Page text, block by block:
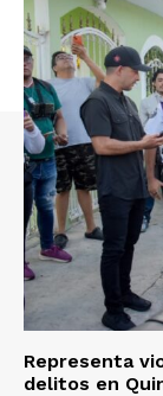
Representa
delitos en